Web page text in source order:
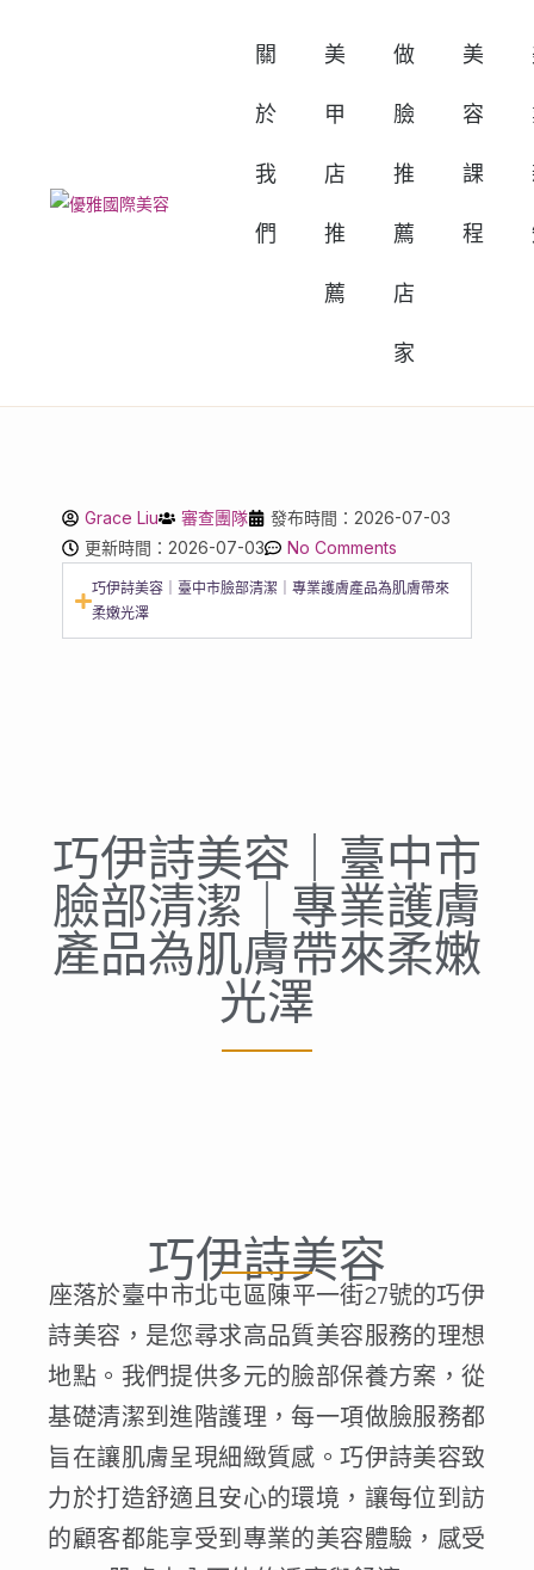
關
於
我
們
美
甲
店
推
薦
做
臉
推
薦
店
家
美
容
課
程
Grace Liu 審查團隊
發布時間：2026-07-03
更新時間：2026-07-03
No Comments
巧伊詩美容｜臺中市臉部清潔｜專業護膚產品為肌膚帶來
柔嫩光澤
巧伊詩美容｜臺中市
臉部清潔｜專業護膚
產品為肌膚帶來柔嫩
光澤
巧伊詩美容
座落於臺中市北屯區陳平一街27號的巧伊
詩美容，是您尋求高品質美容服務的理想
地點。我們提供多元的臉部保養方案，從
基礎清潔到進階護理，每一項做臉服務都
旨在讓肌膚呈現細緻質感。巧伊詩美容致
力於打造舒適且安心的環境，讓每位到訪
的顧客都能享受到專業的美容體驗，感受